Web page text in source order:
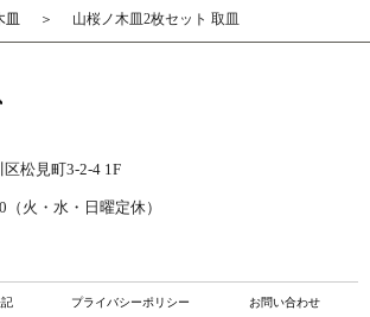
皿 山桜ノ木皿2枚セット 取皿
松見町3-2-4 1F
火・水・日曜定休）
プライバシーポリシー お問い合わせ